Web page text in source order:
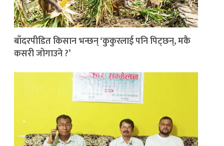
बाँदरपीडित किसान भन्छन् ‘कुकुरलाई पनि पिट्छन्, मकै
कसरी जोगाउने ?’